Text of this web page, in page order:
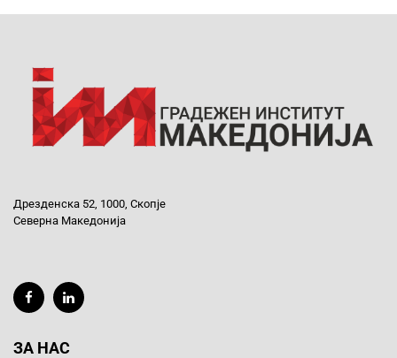
Дрезденска 52, 1000, Скопје
Северна Македонија
ЗА НАС